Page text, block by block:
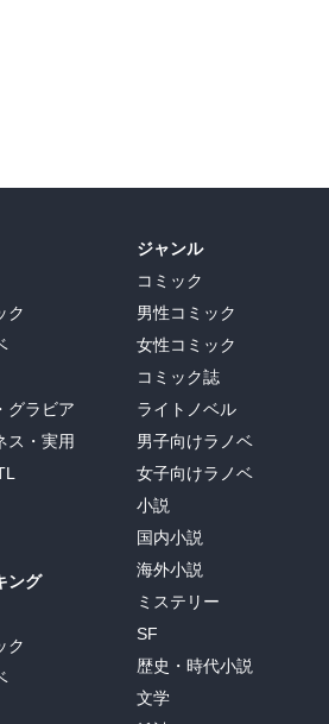
ク
グラビア
ス・実用
ング
ク
ジャンル
コミック
男性コミック
女性コミック
コミック誌
ライトノベル
男子向けラノベ
女子向けラノベ
小説
国内小説
海外小説
ミステリー
SF
歴史・時代小説
文学